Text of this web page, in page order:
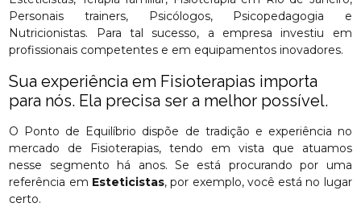
Personais trainers, Psicólogos, Psicopedagogia e
Nutricionistas. Para tal sucesso, a empresa investiu em
profissionais competentes e em equipamentos inovadores.
Sua experiência em Fisioterapias importa
para nós. Ela precisa ser a melhor possível.
O Ponto de Equilíbrio dispõe de tradição e experiência no
mercado de Fisioterapias, tendo em vista que atuamos
nesse segmento há anos. Se está procurando por uma
referência em Esteticistas, por exemplo, você está no lugar
certo.